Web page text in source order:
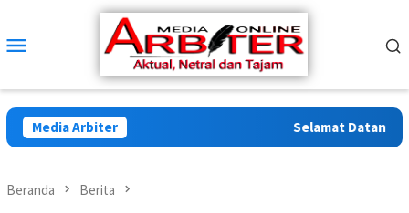
konten
Mobile
Media Arbiter Selamat Datang di
Beranda Berita